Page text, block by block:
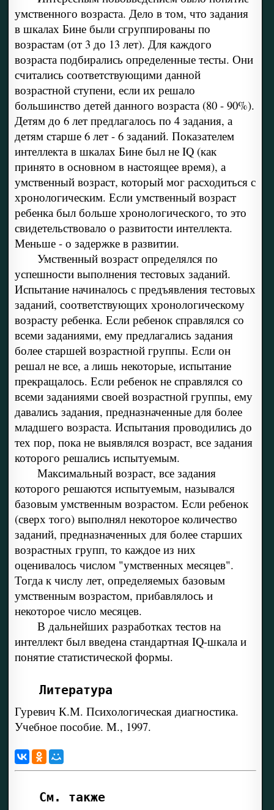
умственного возраста. Дело в том, что задания
в шкалах Бине были сгруппированы по
возрастам (от 3 до 13 лет). Для каждого
возраста подбирались определенные тесты. Они
считались соответствующими данной
возрастной ступени, если их решало
большинство детей данного возраста (80 - 90%).
Детям до 6 лет предлагалось по 4 задания, а
детям старше 6 лет - 6 заданий. Показателем
интеллекта в шкалах Бине был не IQ (как
принято в основном в настоящее время), а
умственный возраст, который мог расходиться с
хронологическим. Если умственный возраст
ребенка был больше хронологического, то это
свидетельствовало о развитости интеллекта.
Меньше - о задержке в развитии.
Умственный возраст определялся по
успешности выполнения тестовых заданий.
Испытание начиналось с предъявления тестовых
заданий, соответствующих хронологическому
возрасту ребенка. Если ребенок справлялся со
всеми заданиями, ему предлагались задания
более старшей возрастной группы. Если он
решал не все, а лишь некоторые, испытание
прекращалось. Если ребенок не справлялся со
всеми заданиями своей возрастной группы, ему
давались задания, предназначенные для более
младшего возраста. Испытания проводились до
тех пор, пока не выявлялся возраст, все задания
которого решались испытуемым.
Максимальный возраст, все задания
которого решаются испытуемым, назывался
базовым умственным возрастом. Если ребенок
(сверх того) выполнял некоторое количество
заданий, предназначенных для более старших
возрастных групп, то каждое из них
оценивалось числом "умственных месяцев".
Тогда к числу лет, определяемых базовым
умственным возрастом, прибавлялось и
некоторое число месяцев.
В дальнейших разработках тестов на
интеллект был введена стандартная IQ-шкала и
понятие статистической формы.
Литература
Гуревич К.М. Психологическая диагностика.
Учебное пособие. М., 1997.
См. также